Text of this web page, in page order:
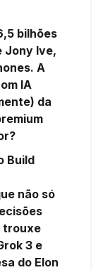
bilhões
Jony Ive,
A
IA
da
Build
não só
trouxe
3 e
do Elon